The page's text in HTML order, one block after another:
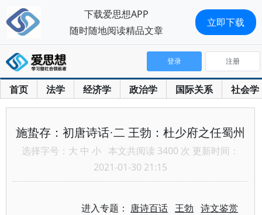
首页 法学 经济学 政治学 国际关系 社会学
登录 注册
施蛰存：初唐诗话·二 王勃：杜少府之任蜀州
选择字号： 大 中 小 本文共阅读 3400 次 更新时间：
2021-01-30 21:15
进入专题： 唐诗百话 王勃 诗文鉴赏
下载爱思想APP
随时随地阅读精品文章
立即下载